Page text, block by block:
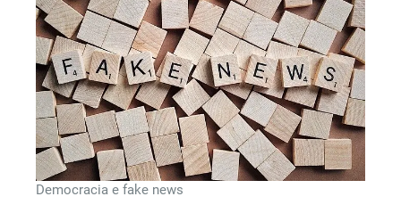
Democracia e fake news